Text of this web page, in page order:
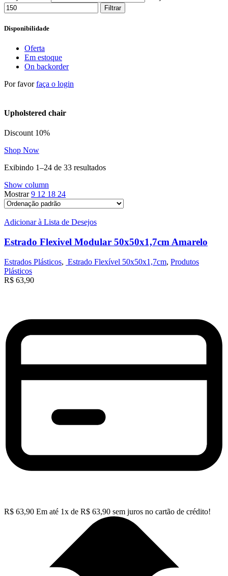
Filtrar
Disponibilidade
Oferta
Em estoque
On backorder
Por favorfaça o login
Upholstered chair
Discount 10%
Shop Now
Exibindo 1–24 de 33 resultados
Show column
Mostrar9 12 18 24
Adicionar à Lista de Desejos
Estrado Flexivel Modular 50x50x1,7cm Amarelo
Estrados Plásticos, Estrado Flexível 50x50x1,7cm, Produtos
Plásticos
R$ 63,90
R$ 63,90 Em até 1x de R$ 63,90 sem juros no cartão de crédito!